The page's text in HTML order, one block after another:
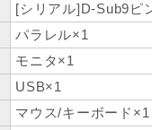
[シリアル]D-Sub9ピ
パラレル×1
モニタ×1
USB×1
マウス/キーボード×1